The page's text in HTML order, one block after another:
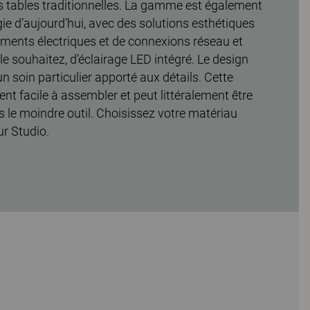
tables traditionnelles. La gamme est également
d’aujourd’hui, avec des solutions esthétiques
électriques et de connexions réseau et
souhaitez, d’éclairage LED intégré. Le design
soin particulier apporté aux détails. Cette
facile à assembler et peut littéralement être
le moindre outil. Choisissez votre matériau
Studio.